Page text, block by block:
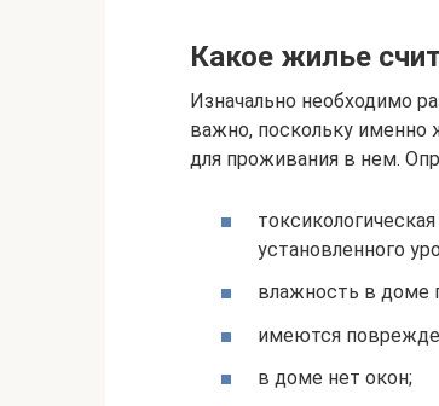
Какое жилье
Изначально необходимо
важно, поскольку
для проживания в нем.
установленного
влажность в доме
имеются
в доме нет окон;